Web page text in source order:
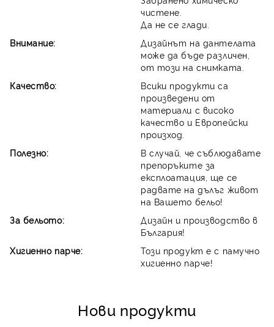
чистене.
Да не се глади.
Внимание:
Дизайнът на дантелата
може да бъде различен,
от този на снимката.
Качество:
Всики продукти са
произведени от
материали с високо
качество и Европейски
произход.
Полезно:
В случай, че съблюдавате
препоръките за
експлоатация, ще се
радвате на дълъг живот
на Вашето бельо!
За бельото:
Дизайн и производство в
България!
Хигиенно парче:
Този продукт е с памучно
хигиенно парче!
Нови продукти